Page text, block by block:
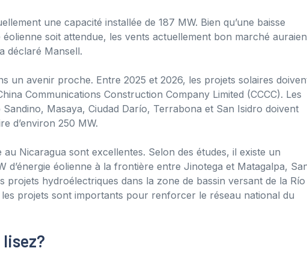
une capacité installée de 187 MW. Bien qu’une baisse
éolienne soit attendue, les vents actuellement bon marché
déclaré Mansell.
un avenir proche. Entre 2025 et 2026, les projets solaires
Communications Construction Company Limited (CCCC). Les
Masaya, Ciudad Darío, Terrabona et San Isidro doivent
d’environ 250 MW.
au Nicaragua sont excellentes. Selon des études, il existe un
d’énergie éolienne à la frontière entre Jinotega et Matagalpa,
projets hydroélectriques dans la zone de bassin versant de la Río
projets sont importants pour renforcer le réseau national du